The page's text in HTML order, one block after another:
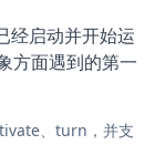
启动并开始运
方面遇到的第一
、turn，并支